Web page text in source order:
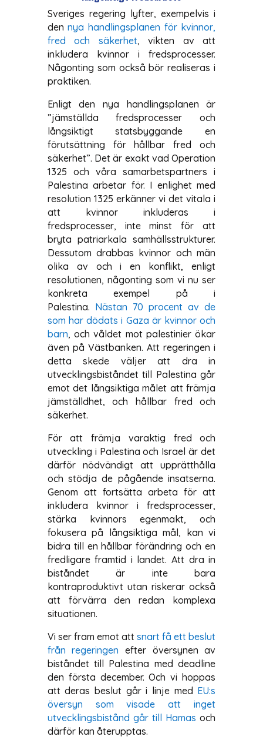
Sveriges regering lyfter, exempelvis i
den nya handlingsplanen för kvinnor,
fred och säkerhet, vikten av att
inkludera kvinnor i fredsprocesser.
Någonting som också bör realiseras i
praktiken.
Enligt den nya handlingsplanen är
”jämställda fredsprocesser och
långsiktigt statsbyggande en
förutsättning för hållbar fred och
säkerhet”. Det är exakt vad Operation
1325 och våra samarbetspartners i
Palestina arbetar för. I enlighet med
resolution 1325 erkänner vi det vitala i
att kvinnor inkluderas i
fredsprocesser, inte minst för att
bryta patriarkala samhällsstrukturer.
Dessutom drabbas kvinnor och män
olika av och i en konflikt, enligt
resolutionen, någonting som vi nu ser
konkreta exempel på i
Palestina. Nästan 70 procent av de
som har dödats i Gaza är kvinnor och
barn, och våldet mot palestinier ökar
även på Västbanken. Att regeringen i
detta skede väljer att dra in
utvecklingsbiståndet till Palestina går
emot det långsiktiga målet att främja
jämställdhet, och hållbar fred och
säkerhet.
För att främja varaktig fred och
utveckling i Palestina och Israel är det
därför nödvändigt att upprätthålla
och stödja de pågående insatserna.
Genom att fortsätta arbeta för att
inkludera kvinnor i fredsprocesser,
stärka kvinnors egenmakt, och
fokusera på långsiktiga mål, kan vi
bidra till en hållbar förändring och en
fredligare framtid i landet. Att dra in
biståndet är inte bara
kontraproduktivt utan riskerar också
att förvärra den redan komplexa
situationen.
Vi ser fram emot att snart få ett beslut
från regeringen
efter översynen av
biståndet till Palestina med deadline
den första december. Och vi hoppas
att deras beslut går i linje med EU:s
översyn som visade att inget
utvecklingsbistånd går till Hamas och
därför kan återupptas.